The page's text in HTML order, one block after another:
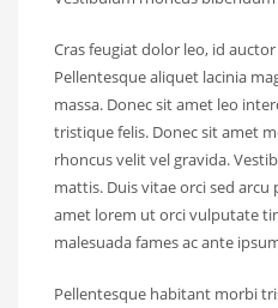
Cras feugiat dolor leo, id
Pellentesque aliquet lacinia
massa. Donec sit amet leo
tristique felis. Donec sit amet
rhoncus velit vel gravida.
mattis. Duis vitae orci sed
amet lorem ut orci vulputate
malesuada fames ac ante
Pellentesque habitant morbi